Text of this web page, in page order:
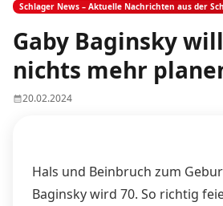
Schlager News – Aktuelle Nachrichten aus der
Gaby Baginsky
nichts mehr
20.02.2024
Hals und Beinbruch zum
Baginsky wird 70. So richtig